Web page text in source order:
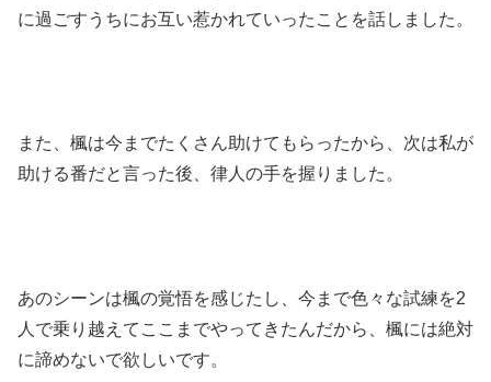
に過ごすうちにお互い惹かれていったことを話しました。
また、楓は今までたくさん助けてもらったから、次は私が
助ける番だと言った後、律人の手を握りました。
あのシーンは楓の覚悟を感じたし、今まで色々な試練を2
人で乗り越えてここまでやってきたんだから、楓には絶対
に諦めないで欲しいです。